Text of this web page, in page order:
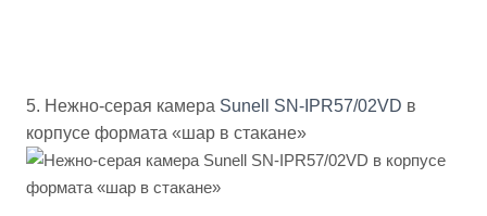
5. Нежно-серая камера Sunell SN-IPR57/02VD в
корпусе формата «шар в стакане»